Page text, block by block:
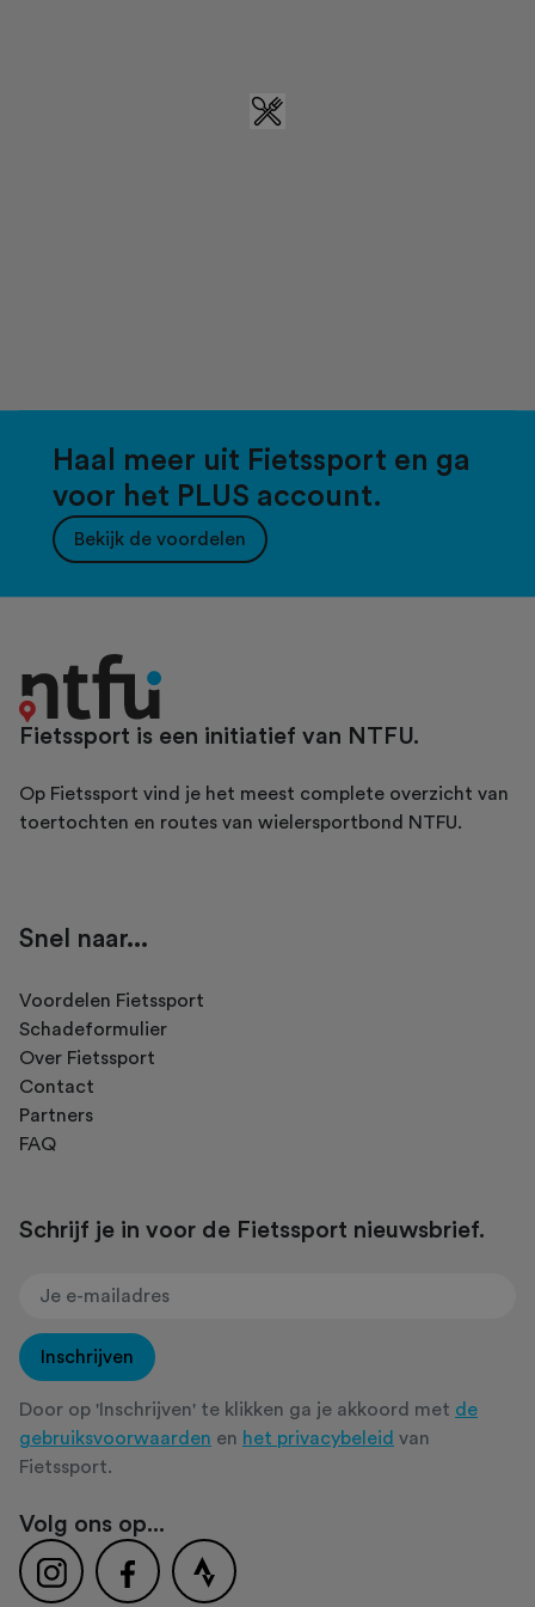
Haal meer uit Fietssport en ga
voor het PLUS account.
Bekijk de voordelen
Fietssport is een initiatief van NTFU.
Op Fietssport vind je het meest complete overzicht van
toertochten en routes van wielersportbond NTFU.
Snel naar...
Voordelen Fietssport
Schadeformulier
Over Fietssport
Contact
Partners
FAQ
Schrijf je in voor de Fietssport nieuwsbrief.
Inschrijven
Door op 'Inschrijven' te klikken ga je akkoord met de
gebruiksvoorwaarden en het privacybeleid van
Fietssport.
Volg ons op...